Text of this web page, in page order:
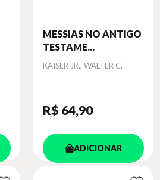
MESSIAS NO ANTIGO
TESTAME...
Autor
KAISER JR., WALTER C.
R$ 64,90
ADICIONAR